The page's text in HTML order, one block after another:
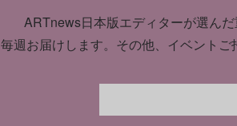
ARTnews日本版エディターが選んだ
毎週お届けします。 その他、イベント